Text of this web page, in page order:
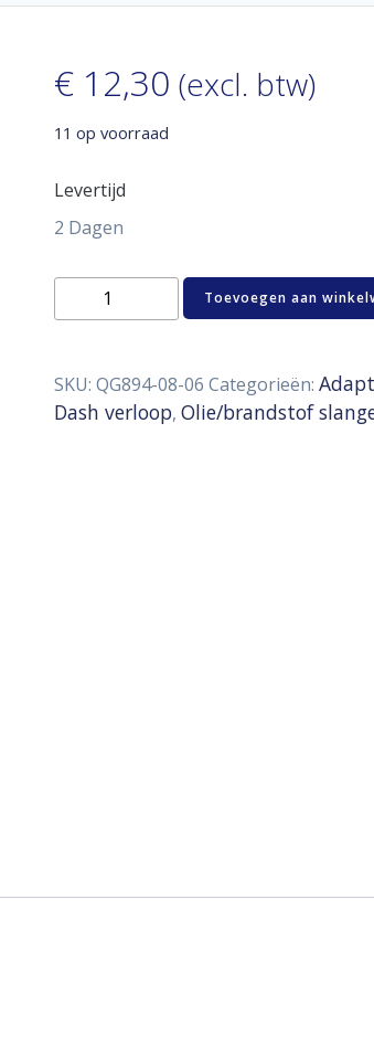
€12,30 (excl. btw)
11 op voorraad
Levertijd
2 Dagen
Reducer
female
D08
-
D06
Toevoegen aan
SKU: QG894-08-06 Categorieën:
Dash verloop, Olie/brandstof